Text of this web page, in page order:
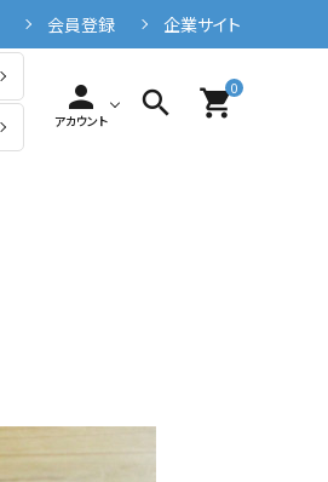
会員登録 企業サイト
person
アカウント search 0
shopping_cart